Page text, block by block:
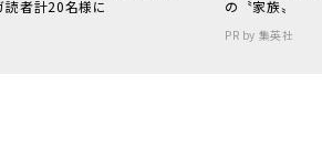
読者計20名様に
の〝家族〟
PR by 集英社